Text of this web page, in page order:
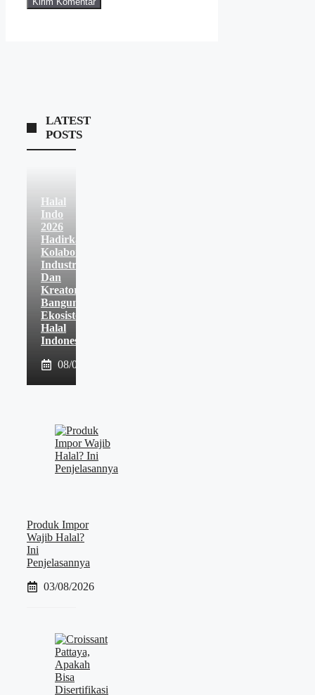
LATEST
POSTS
Halal
Indo
2026
Hadirkan
Kolaborasi
Industri
Dan
Kreator
Bangun
Ekosistem
Halal
Indonesia
08/08/2026
Produk Impor
Wajib Halal?
Ini
Penjelasannya
03/08/2026